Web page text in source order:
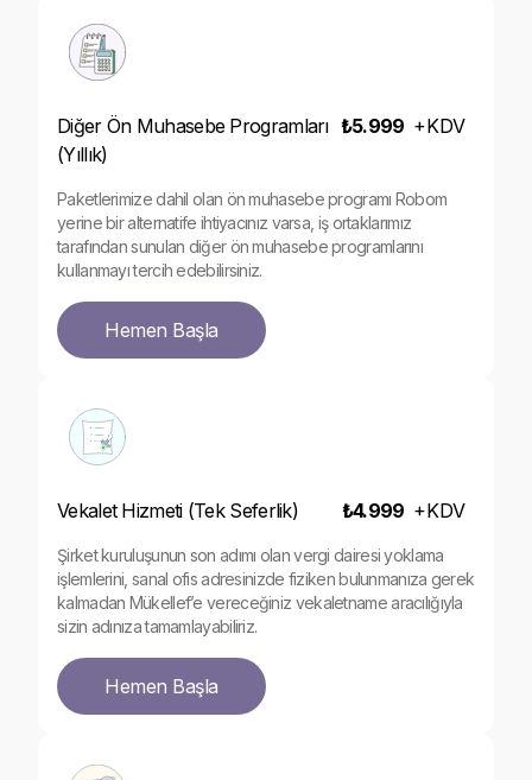
Diğer Ön Muhasebe Programları
(Yıllık)
₺5.999 +KDV
Paketlerimize dahil olan ön muhasebe programı Robom
yerine bir alternatife ihtiyacınız varsa, iş ortaklarımız
tarafından sunulan diğer ön muhasebe programlarını
kullanmayı tercih edebilirsiniz.
Hemen Başla
Vekalet Hizmeti (Tek Seferlik) ₺4.999 +KDV
Şirket kuruluşunun son adımı olan vergi dairesi yoklama
işlemlerini, sanal ofis adresinizde fiziken bulunmanıza gerek
kalmadan Mükellef’e vereceğiniz vekaletname aracılığıyla
sizin adınıza tamamlayabiliriz.
Hemen Başla